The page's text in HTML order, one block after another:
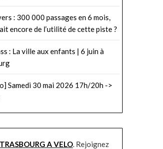
: 300 000 passages en 6 mois,
encore de l’utilité de cette piste ?
: La ville aux enfants | 6 juin à
Samedi 30 mai 2026 17h/20h ->
A VELO. Rejoignez